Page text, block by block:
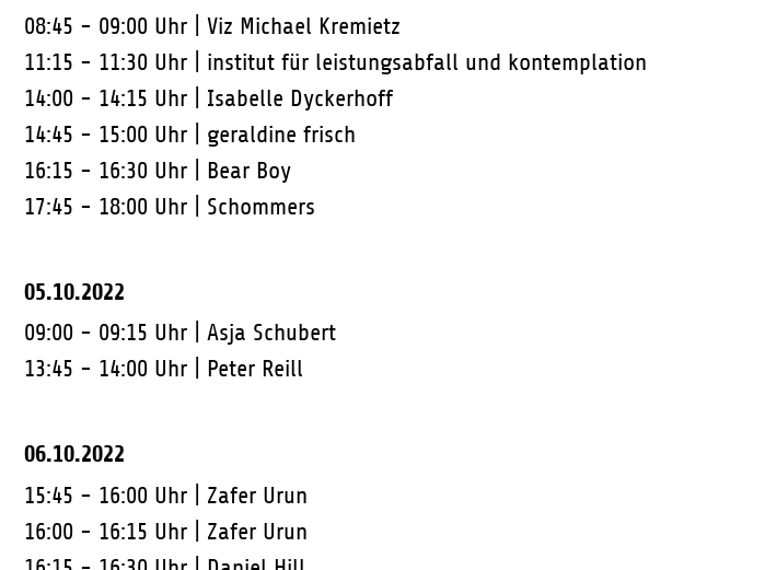
08:45 - 09:00 Uhr | Viz Michael Kremietz
11:15 - 11:30 Uhr | institut für leistungsabfall und kontemplation
14:00 - 14:15 Uhr | Isabelle Dyckerhoff
14:45 - 15:00 Uhr | geraldine frisch
16:15 - 16:30 Uhr | Bear Boy
17:45 - 18:00 Uhr | Schommers
05.10.2022
09:00 - 09:15 Uhr | Asja Schubert
13:45 - 14:00 Uhr | Peter Reill
06.10.2022
15:45 - 16:00 Uhr | Zafer Urun
16:00 - 16:15 Uhr | Zafer Urun